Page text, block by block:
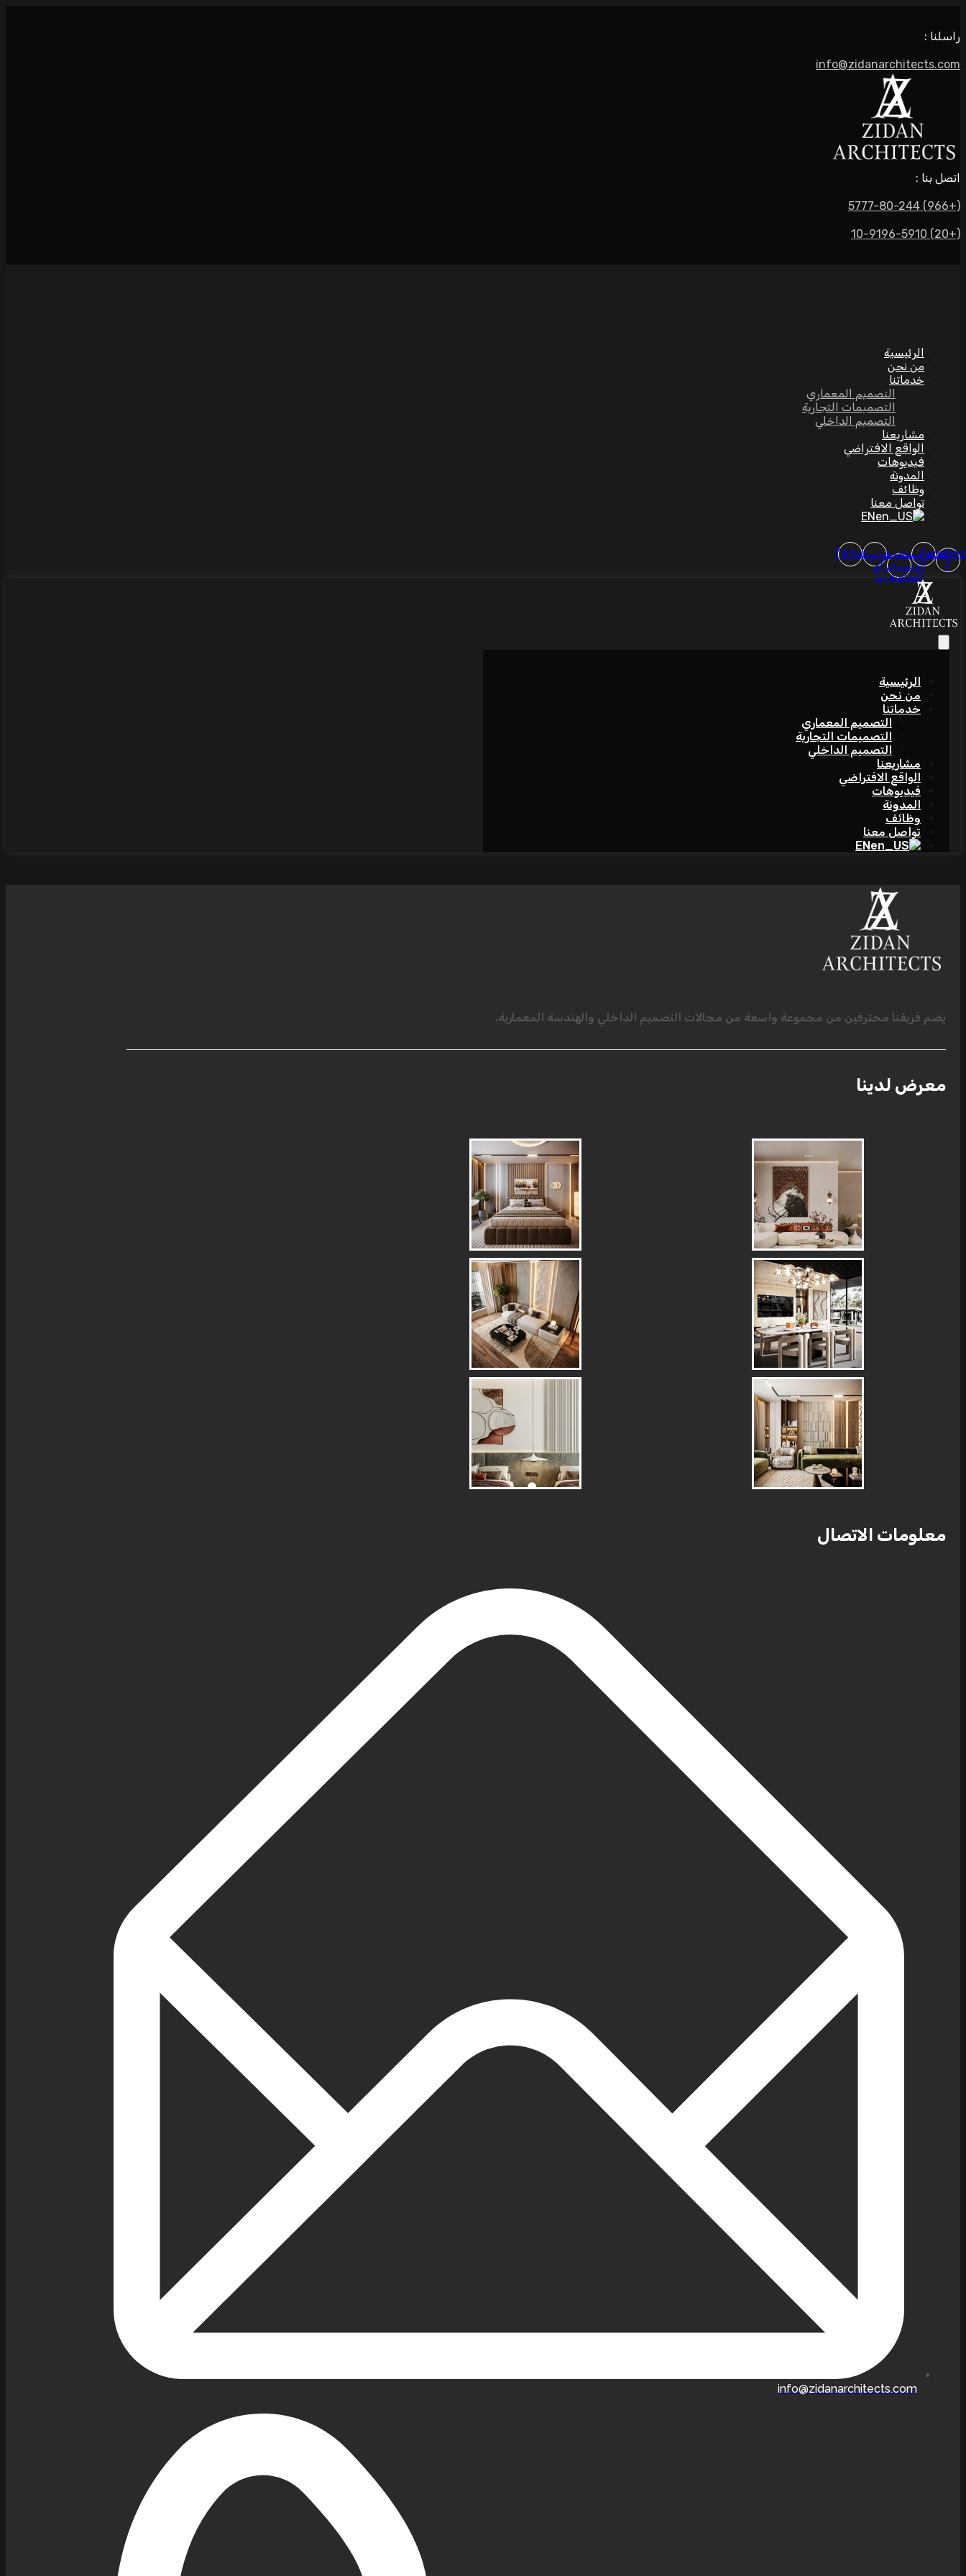
راسلنا :
info@zidanarchitects.com
اتصل بنا :
(+966) 5777-80-244
(+20) 10-9196-5910
الرئيسية
من نحن
خدماتنا
التصميم المعماري
التصميمات التجارية
التصميم الداخلي
مشاريعنا
الواقع الافتراضي
فيديوهات
المدونة
وظائف
تواصل معنا
EN
f
بينتيريستصفحة
الانستجرام
الخاصة بنا
يوتيوبTiktok
الرئيسية
من نحن
خدماتنا
التصميم المعماري
التصميمات التجارية
التصميم الداخلي
مشاريعنا
الواقع الافتراضي
فيديوهات
المدونة
وظائف
تواصل معنا
EN
يضم فريقنا محترفين من مجموعة واسعة من مجالات التصميم الداخلي والهندسة المعمارية.
معرض لدينا
معلومات الاتصال
info@zidanarchitects.com